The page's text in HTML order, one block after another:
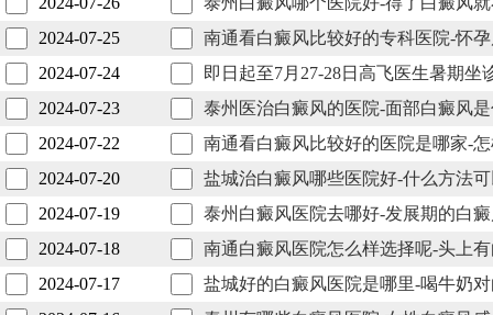
2024-07-25
南通看白癜风比较好的专科医院-怀
2024-07-24
即日起至7月27-28日高飞医生暑期坐
2024-07-23
泰州医治白癜风的医院-面部白癜风
2024-07-22
南通看白癜风比较好的医院是哪家-
2024-07-20
盐城治白癜风哪些医院好-什么方法
2024-07-19
泰州白癜风医院去哪好-发展期的白
2024-07-18
南通白癜风医院怎么样选择呢-头上
2024-07-17
盐城好的白癜风医院是哪里-喝牛奶